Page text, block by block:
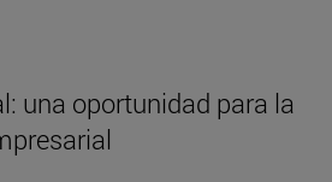
una oportunidad para la